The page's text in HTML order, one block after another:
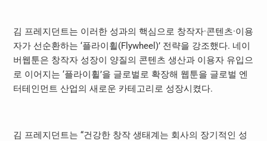
김 프레지던트는 이러한 성과의 핵심으로 창작자·콘텐츠·이용
자가 선순환하는 ‘플라이휠(Flywheel)’ 전략을 강조했다. 네이
버웹툰은 창작자 성장이 양질의 콘텐츠 생산과 이용자 유입으
로 이어지는 ‘플라이휠’을 글로벌로 확장해 웹툰을 글로벌 엔
터테인먼트 산업의 새로운 카테고리로 성장시켰다.
김 프레지던트는 “건강한 창작 생태계는 회사의 장기적인 성